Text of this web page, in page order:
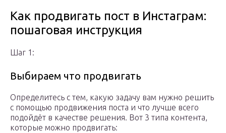
Как продвигать пост в Инстаграм:
пошаговая инструкция
Шаг 1:
Выбираем что продвигать
Определитесь с тем, какую задачу вам нужно решить
с помощью продвижения поста и что лучше всего
подойдёт в качестве решения. Вот 3 типа контента,
которые можно продвигать: